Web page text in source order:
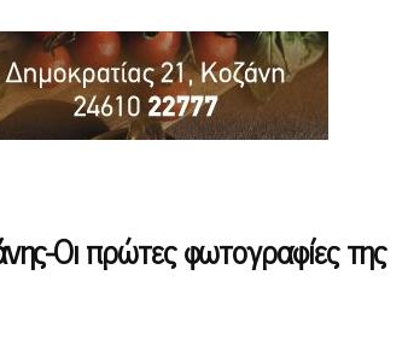
Οι πρώτες φωτογραφίες της